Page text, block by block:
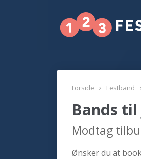
Forside Festband
Bands
Modtag
Ønsker du at